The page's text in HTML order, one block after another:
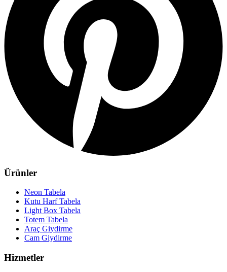
Ürünler
Neon Tabela
Kutu Harf Tabela
Light Box Tabela
Totem Tabela
Araç Giydirme
Cam Giydirme
Hizmetler